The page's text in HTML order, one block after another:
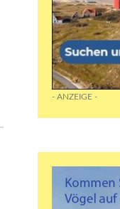
© René Pop /
- ANZEIGE -